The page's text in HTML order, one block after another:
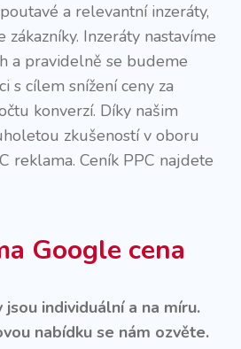
a relevantní inzeráty,
Inzeráty nastavíme
a pravidelně se budeme
s cílem snížení ceny za
konverzí. Díky našim
zkušeností v oboru
reklama. Ceník PPC najdete
Google cena
jsou individuální a na míru.
nabídku se nám ozvěte.